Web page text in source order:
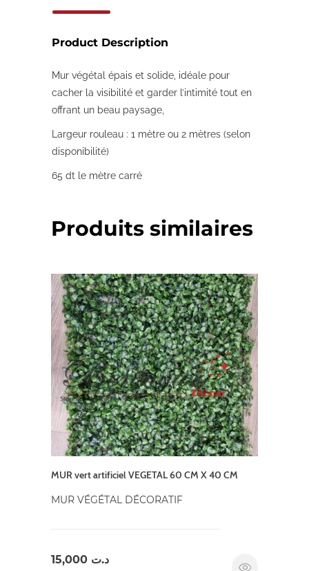
Product Description
Mur végétal épais et solide, idéale pour
cacher la visibilité et garder l’intimité tout en
offrant un beau paysage,
Largeur rouleau : 1 mètre ou 2 mètres (selon
disponibilité)
65 dt le mètre carré
Produits similaires
MUR vert artificiel VEGETAL 60 CM X 40 CM
MUR VÉGÉTAL DÉCORATIF
د.ت